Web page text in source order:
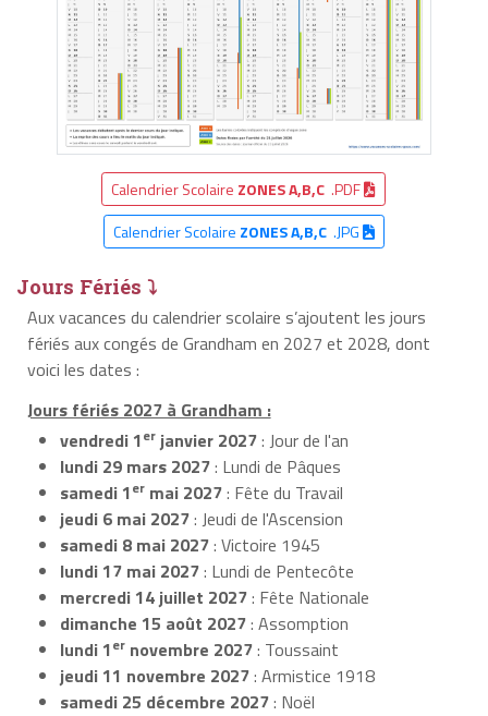
Calendrier Scolaire ZONES A,B,C .PDF
Calendrier Scolaire ZONES A,B,C.JPG
Jours Fériés ⤵
Aux vacances du calendrier scolaire s’ajoutent les jours
fériés aux congés de Grandham en 2027 et 2028, dont
voici les dates :
Jours fériés 2027 à Grandham :
vendredi 1er janvier 2027: Jour de l'an
lundi 29 mars 2027: Lundi de Pâques
samedi 1er mai 2027: Fête du Travail
jeudi 6 mai 2027: Jeudi de l'Ascension
samedi 8 mai 2027: Victoire 1945
lundi 17 mai 2027: Lundi de Pentecôte
mercredi 14 juillet 2027: Fête Nationale
dimanche 15 août 2027: Assomption
lundi 1er novembre 2027: Toussaint
jeudi 11 novembre 2027: Armistice 1918
samedi 25 décembre 2027: Noël